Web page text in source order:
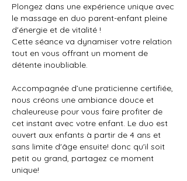
Plongez dans une expérience unique avec
le massage en duo parent-enfant pleine
d'énergie et de vitalité !
Cette séance va dynamiser votre relation
tout en vous offrant un moment de
détente inoubliable.
Accompagnée d’une praticienne certifiée,
nous créons une ambiance douce et
chaleureuse pour vous faire profiter de
cet instant avec votre enfant. Le duo est
ouvert aux enfants à partir de 4 ans et
sans limite d'âge ensuite! donc qu'il soit
petit ou grand, partagez ce moment
unique!